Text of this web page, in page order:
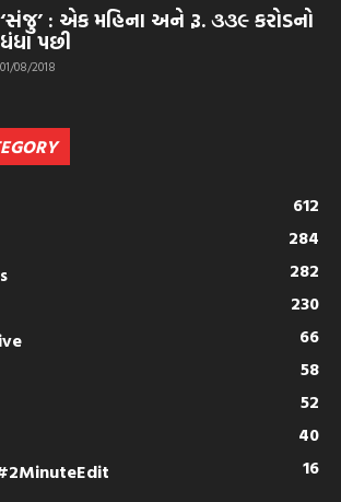
‘સંજુ’ : એક મહિના અને રૂ. ૩૩૯ કરોડનો
ધંધા પછી
01/08/2018
612
284
282
230
66
58
52
40
16